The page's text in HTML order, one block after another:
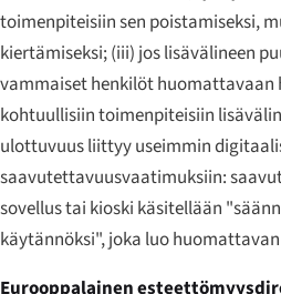
toimenpiteisiin sen poistamiseksi,
kiertämiseksi; (iii) jos lisävälineen
vammaiset henkilöt
kohtuullisiin toimenpiteisiin
ulottuvuus liittyy useimmin
saavutettavuusvaatimuksiin:
sovellus tai kioski käsitellään
käytännöksi", joka luo